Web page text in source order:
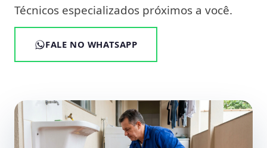
Técnicos especializados próximos a você.
FALE NO WHATSAPP